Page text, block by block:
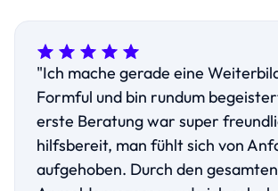
"Ich mache gerade eine
Formful und bin rundum
erste Beratung war super
hilfsbereit, man fühlt sich von
aufgehoben. Durch den gesamten